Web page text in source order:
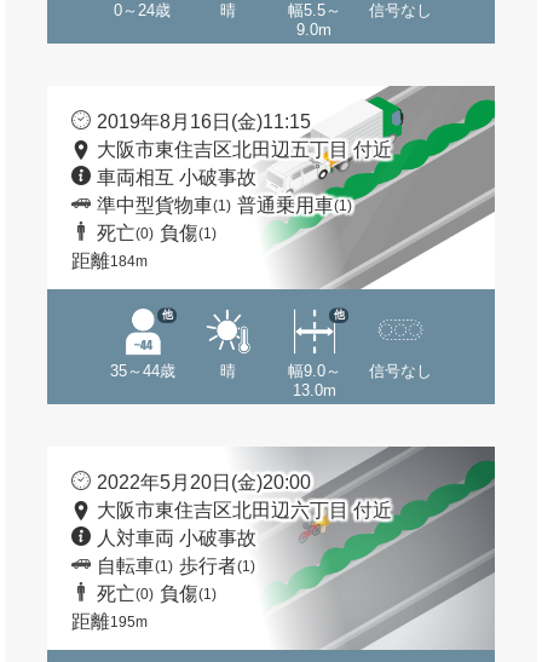
0～24歳 晴
幅5.5～
9.0m
信号なし
2019年8月16日(金)11:15
大阪市東住吉区北田辺五丁目 付近
車両相互 小破事故
準中型貨物車(1) 普通乗用車(1)
死亡(0) 負傷(1)
距離184m
35～44歳
他
晴
幅9.0～
13.0m
他
信号なし
2022年5月20日(金)20:00
大阪市東住吉区北田辺六丁目 付近
人対車両 小破事故
自転車(1) 歩行者(1)
死亡(0) 負傷(1)
距離195m